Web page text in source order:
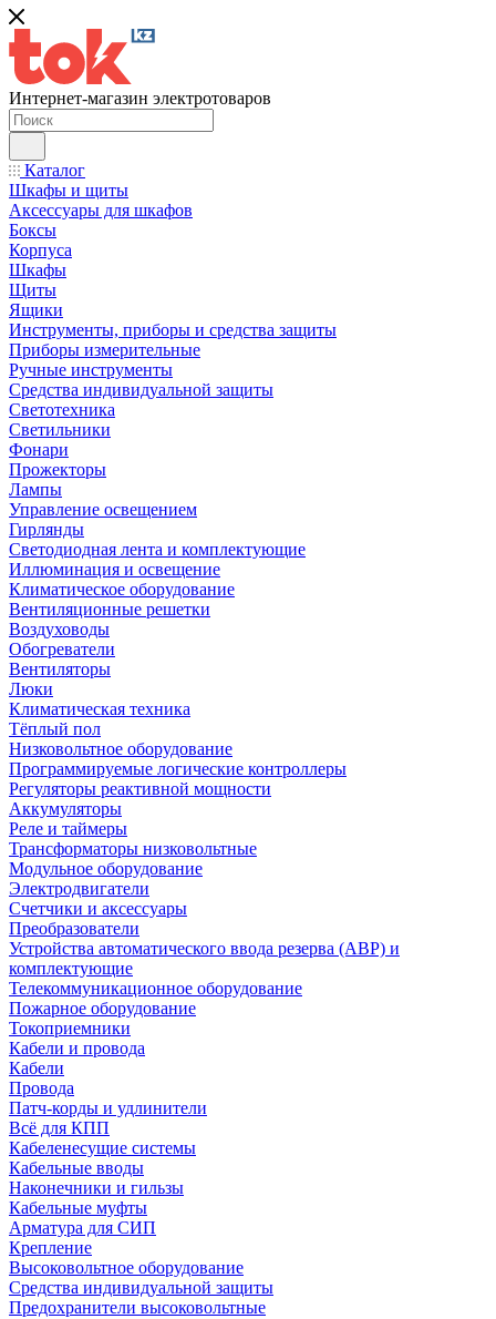
Интернет-магазин электротоваров
Каталог
Шкафы и щиты
Аксессуары для шкафов
Боксы
Корпуса
Шкафы
Щиты
Ящики
Инструменты, приборы и средства защиты
Приборы измерительные
Ручные инструменты
Средства индивидуальной защиты
Светотехника
Светильники
Фонари
Прожекторы
Лампы
Управление освещением
Гирлянды
Светодиодная лента и комплектующие
Иллюминация и освещение
Климатическое оборудование
Вентиляционные решетки
Воздуховоды
Обогреватели
Вентиляторы
Люки
Климатическая техника
Тёплый пол
Низковольтное оборудование
Программируемые логические контроллеры
Регуляторы реактивной мощности
Аккумуляторы
Реле и таймеры
Трансформаторы низковольтные
Модульное оборудование
Электродвигатели
Счетчики и аксессуары
Преобразователи
Устройства автоматического ввода резерва (АВР) и
комплектующие
Телекоммуникационное оборудование
Пожарное оборудование
Токоприемники
Кабели и провода
Кабели
Провода
Патч-корды и удлинители
Всё для КПП
Кабеленесущие системы
Кабельные вводы
Наконечники и гильзы
Кабельные муфты
Арматура для СИП
Крепление
Высоковольтное оборудование
Средства индивидуальной защиты
Предохранители высоковольтные